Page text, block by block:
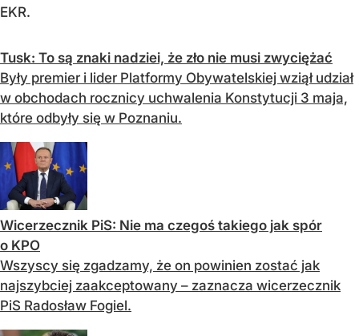
EKR.
Tusk: To są znaki nadziei, że zło nie musi zwyciężać
Były premier i lider Platformy Obywatelskiej wziął udział
w obchodach rocznicy uchwalenia Konstytucji 3 maja,
które odbyły się w Poznaniu.
Wicerzecznik PiS: Nie ma czegoś takiego jak spór
o KPO
Wszyscy się zgadzamy, że on powinien zostać jak
najszybciej zaakceptowany – zaznacza wicerzecznik
PiS Radosław Fogiel.